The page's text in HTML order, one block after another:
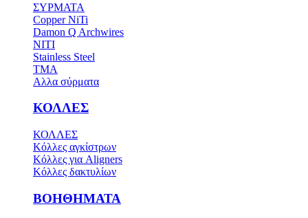
ΣΥΡΜΑΤΑ
Copper NiTi
Damon Q Archwires
NITI
Stainless Steel
TMA
Αλλα σύρματα
ΚΟΛΛΕΣ
ΚΟΛΛΕΣ
Κόλλες αγκίστρων
Κόλλες για Aligners
Κόλλες δακτυλίων
ΒΟΗΘΗΜΑΤΑ